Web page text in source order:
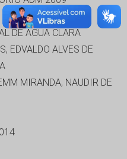
DE ÁGUA CLARA
EDVALDO ALVES DE
MIRANDA, NAUDIR DE